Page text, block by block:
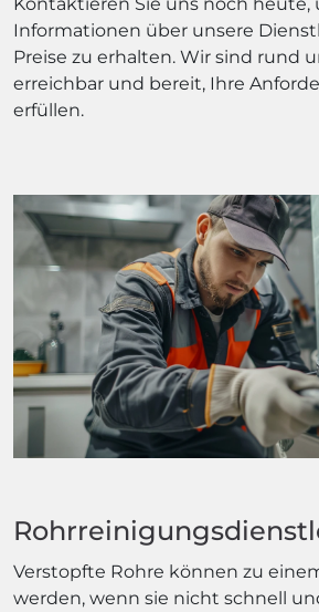
Informationen über unsere
Preise zu erhalten. Wir sind rund
erreichbar und bereit, Ihre
erfüllen.
Verstopfte Rohre können zu
werden, wenn sie nicht schnell